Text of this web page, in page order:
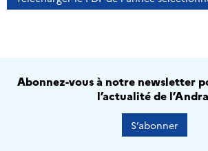
Abonnez-vous à notre newsletter
l’actualité de
S’abonner